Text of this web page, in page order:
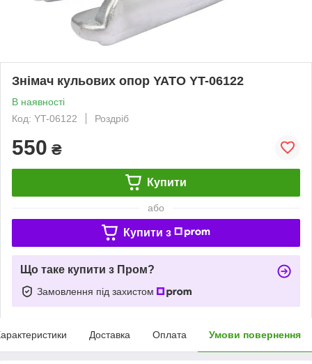
Знімач кульових опор YATO YT-06122
В наявності
Код: YT-06122
Роздріб
550 ₴
Купити
або
Купити з
Що таке купити з Пром?
Замовлення під захистом
Доставка Оплата Умови повернення